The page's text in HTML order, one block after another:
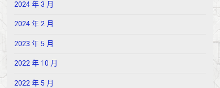
2024 年 3 月
2024 年 2 月
2023 年 5 月
2022 年 10 月
2022 年 5 月